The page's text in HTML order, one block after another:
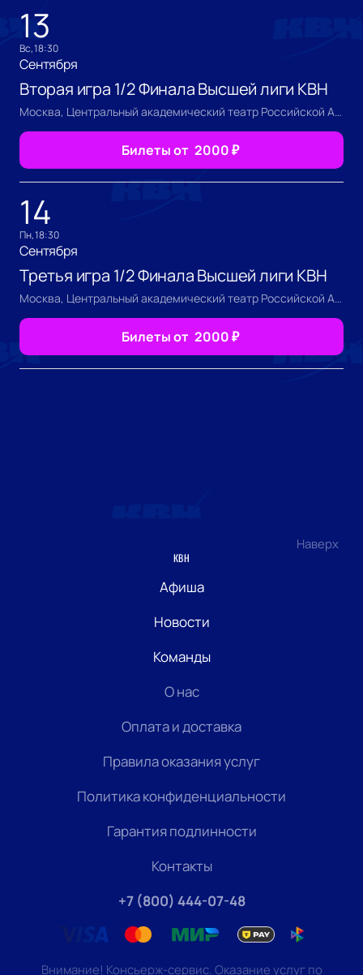
13
вс, 18:30
Сентября
Вторая игра 1/2 Финала Высшей лиги КВН
Москва, Центральный академический театр Российской Армии
Билеты от 2000₽
14
пн, 18:30
Сентября
Третья игра 1/2 Финала Высшей лиги КВН
Москва, Центральный академический театр Российской Армии
Билеты от 2000₽
Наверх
КВН
Афиша
Новости
Команды
О нас
Оплата и доставка
Правила оказания услуг
Политика конфиденциальности
Гарантия подлинности
Контакты
+7 (800) 444-07-48
Внимание! Консьерж-сервис. Оказание услуг по